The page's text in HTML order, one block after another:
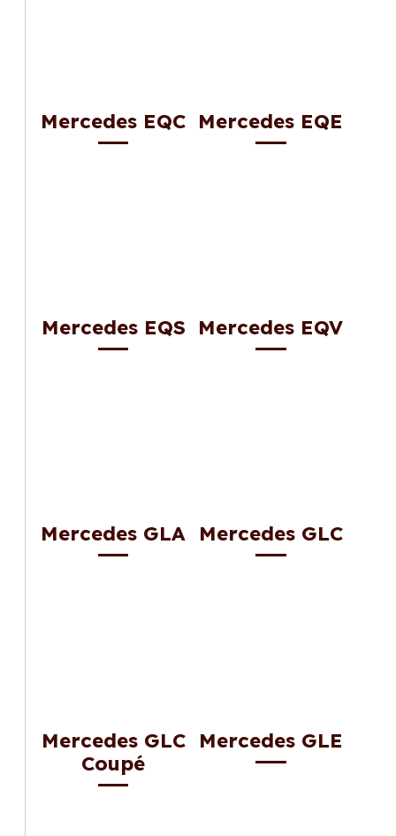
Mercedes EQC Mercedes EQE
Mercedes EQS Mercedes EQV
Mercedes GLA Mercedes GLC
Mercedes GLC
Coupé
Mercedes GLE